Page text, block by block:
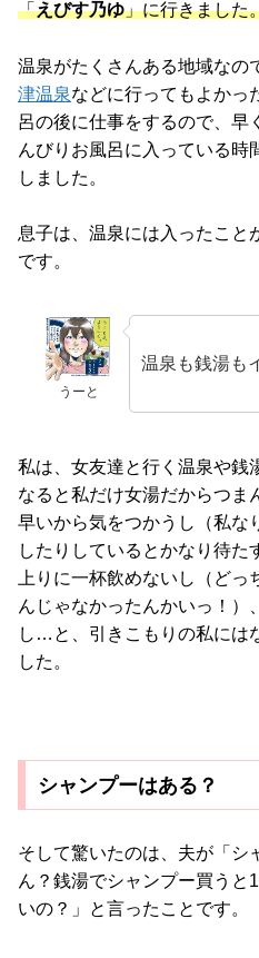
「えびす乃ゆ」に行きました
温泉がたくさんある地域なの
津温泉などに行ってもよかっ
呂の後に仕事をするので、早
んびりお風呂に入っている時
しました。
息子は、温泉には入ったこと
です。
うーと
温泉も銭湯も
私は、女友達と行く温泉や銭
なると私だけ女湯だからつま
早いから気をつかうし（私な
したりしているとかなり待た
上りに一杯飲めないし（ど
んじゃなかったんかいっ！）
し…と、引きこもりの私には
した。
シャンプーはある？
そして驚いたのは、夫が「シ
ん？銭湯でシャンプー買うと
いの？」と言ったことです。